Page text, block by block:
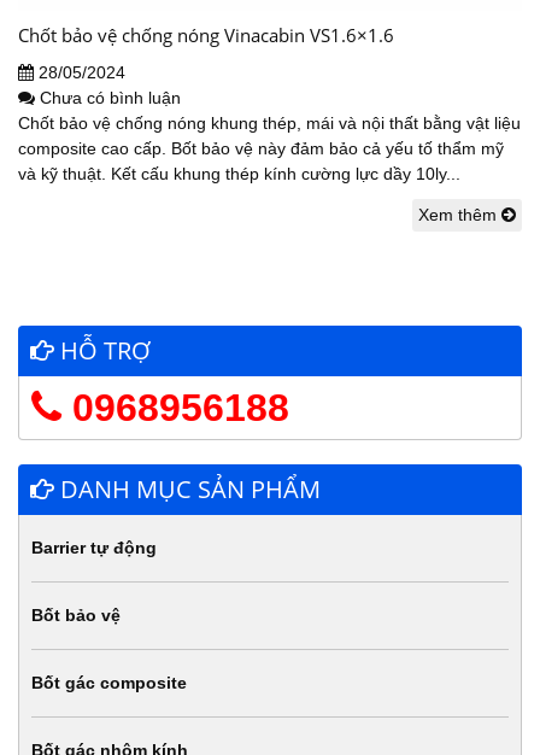
Chốt bảo vệ chống nóng Vinacabin VS1.6×1.6
28/05/2024
Chưa có bình luận
Chốt bảo vệ chống nóng khung thép, mái và nội thất bằng vật liệu
composite cao cấp. Bốt bảo vệ này đảm bảo cả yếu tố thẩm mỹ
và kỹ thuật. Kết cấu khung thép kính cường lực dầy 10ly...
Xem thêm
HỖ TRỢ
0968956188
DANH MỤC SẢN PHẨM
Barrier tự động
Bốt bảo vệ
Bốt gác composite
Bốt gác nhôm kính